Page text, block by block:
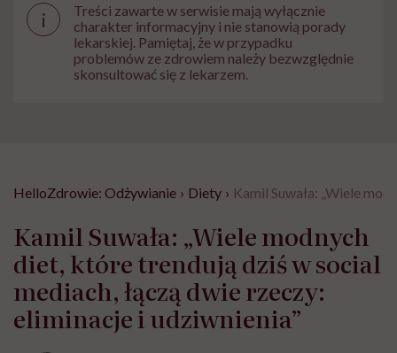
i
Treści zawarte w serwisie mają wyłącznie
charakter informacyjny i nie stanowią porady
lekarskiej. Pamiętaj, że w przypadku
problemów ze zdrowiem należy bezwzględnie
skonsultować się z lekarzem.
HelloZdrowie: Odżywianie › Diety › Kamil Suwała: „Wiele
Kamil Suwała: „Wiele modnych
diet, które trendują dziś w social
mediach, łączą dwie rzeczy:
eliminacje i udziwnienia”